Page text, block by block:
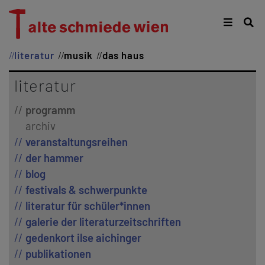
literatur musik das haus
literatur
programm
archiv
veranstaltungsreihen
der hammer
blog
festivals & schwerpunkte
literatur für schüler*innen
galerie der literaturzeitschriften
gedenkort ilse aichinger
publikationen